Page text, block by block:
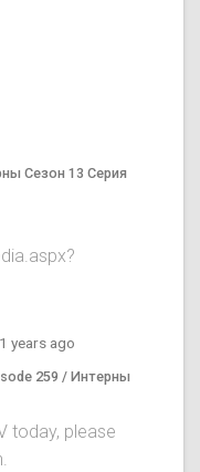
Сезон 13 Серия
years ago
259 / Интерны
today, please